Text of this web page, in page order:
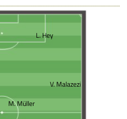
L. Hey
V. Malazezi
M. Müller